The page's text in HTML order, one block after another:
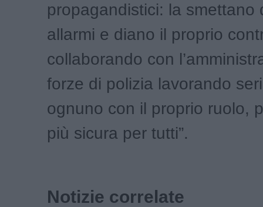
propagandistici: la smettano
allarmi e diano il proprio
collaborando con
forze di polizia lavorando
ognuno con il proprio ruolo,
più sicura per tutti”.
Notizie correlate